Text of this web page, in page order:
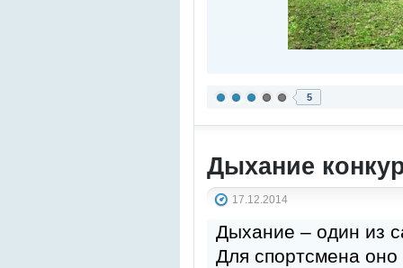
5
Дыхание
17.12.2014
Дыхание – один из
Для спортсмена